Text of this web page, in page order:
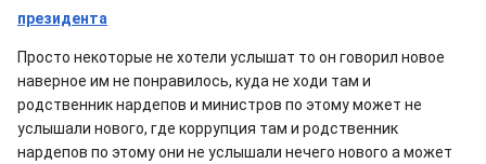
президента
Просто некоторые не хотели услышат то он говорил новое
наверное им не понравилось, куда не ходи там и
родственник нардепов и министров по этому может не
услышали нового, где коррупция там и родственник
нардепов по этому они не услышали нечего нового а может